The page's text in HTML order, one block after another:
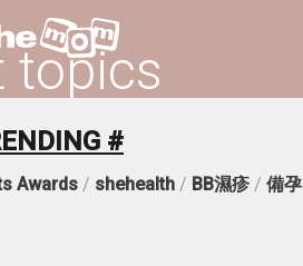
topics
#
Awards / shehealth / BB濕疹 / 備孕